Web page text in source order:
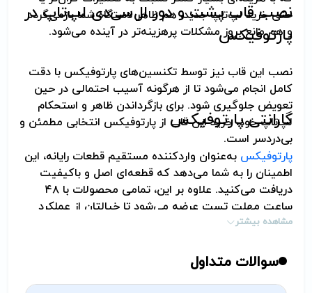
حتی خرید لپ‌تاپ جدید، هم ظاهر دستگاه شما بازمی‌گردد
و هم مانع بروز مشکلات پرهزینه‌تر در آینده می‌شود.
نصب قاب پشت و دور ال‌سی‌دی لپ‌تاپ در
پارتوفیکس
نصب این قاب نیز توسط تکنسین‌های پارتوفیکس با دقت
کامل انجام می‌شود تا از هرگونه آسیب احتمالی در حین
تعویض جلوگیری شود. برای بازگرداندن ظاهر و استحکام
لپ‌تاپ خود، خرید این قاب از پارتوفیکس انتخابی مطمئن و
بی‌دردسر است.
گارانتی پارتوفیکس
پارتوفیکس به‌عنوان واردکننده مستقیم قطعات رایانه، این
اطمینان را به شما می‌دهد که قطعه‌ای اصل و باکیفیت
دریافت می‌کنید. علاوه بر این، تمامی محصولات با ۴۸
ساعت مهلت تست عرضه می‌شود تا خیالتان از عملکرد
قطعه راحت باشد.
مشاهده بیشتر
سوالات متداول